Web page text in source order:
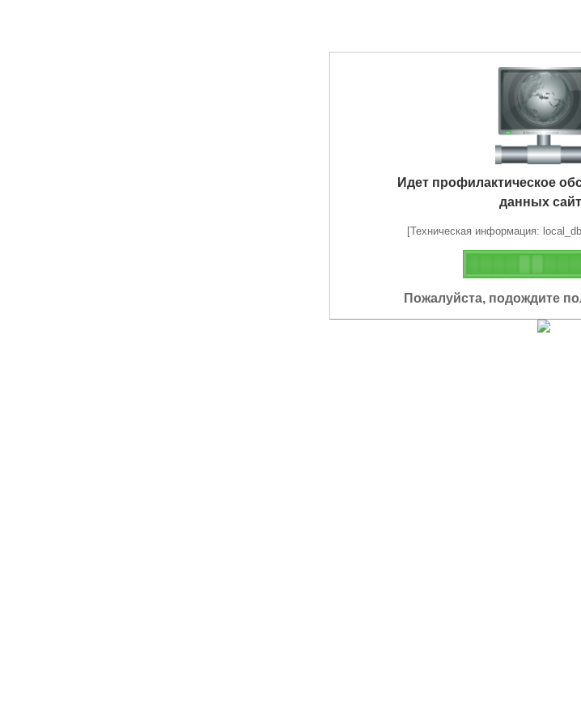
Идет профилактическое
данных
[Техническая информация:
Пожалуйста, подождите